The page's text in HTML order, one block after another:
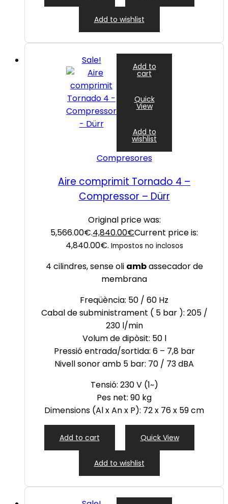
Add to wishlist
Sale!
Add to
cart
Quick
View
Add to
wishlist
Compresores
Aire comprimit Tornado 4 –
Compressor – Dürr
Original price was:
5,566.00€.4,840.00€Current price is:
4,840.00€. Impostos no inclosos
4 cilindres, sense oli ambassecador de
membrana
Freqüència: 50 / 60 Hz
Cabal de subministrament ( 5 bar ): 205 /
230 l/min
Volum de dipòsit: 50 l
Pressió entrada/sortida: 6 – 7,8 bar
Nivell sonor amb 5 bar: 70 / 73 dBA
Tensió: 230 V (1~)
Pes net: 90 kg
Dimensions (Al x An x P): 72 x 76 x 59 cm
Add to cart Quick View
Add to wishlist